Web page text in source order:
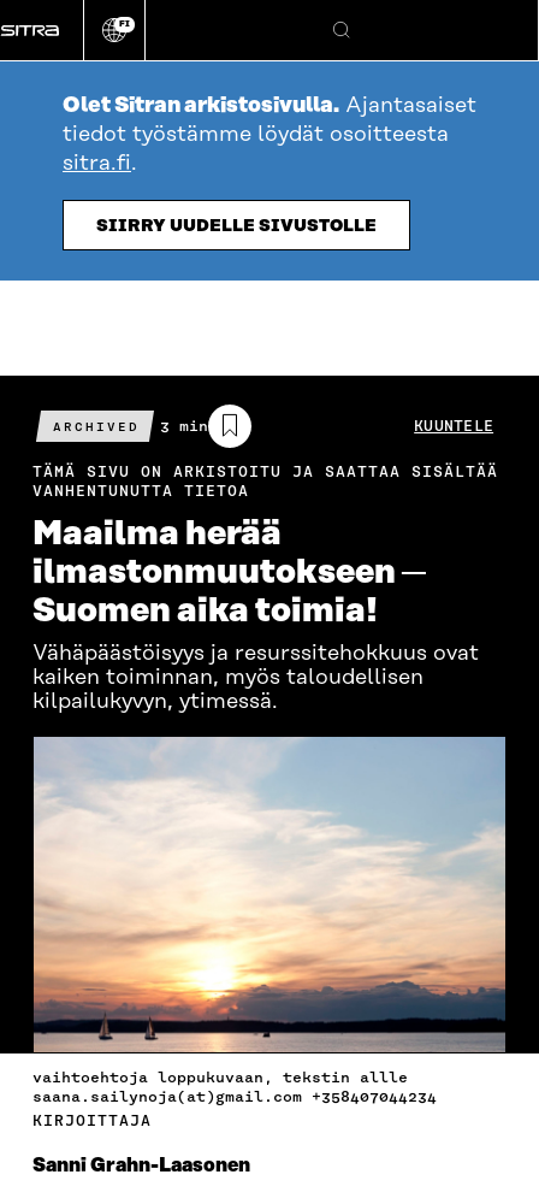
suoraan
sisältöön
Vaihda
kieli
FI
Hae
Olet Sitran arkistosivulla. Ajantasaiset
tiedot työstämme löydät osoitteesta
sitra.fi.
SIIRRY UUDELLE SIVUSTOLLE
ARCHIVED
Arvioitu
lukuaika
3 min KUUNTELE
TÄMÄ SIVU ON ARKISTOITU JA SAATTAA SISÄLTÄÄ
VANHENTUNUTTA TIETOA
Maailma herää
ilmastonmuutokseen ─
Suomen aika toimia!
Vähäpäästöisyys ja resurssitehokkuus ovat
kaiken toiminnan, myös taloudellisen
kilpailukyvyn, ytimessä.
vaihtoehtoja loppukuvaan, tekstin allle
saana.sailynoja(at)gmail.com +358407044234
KIRJOITTAJA
Sanni Grahn-Laasonen